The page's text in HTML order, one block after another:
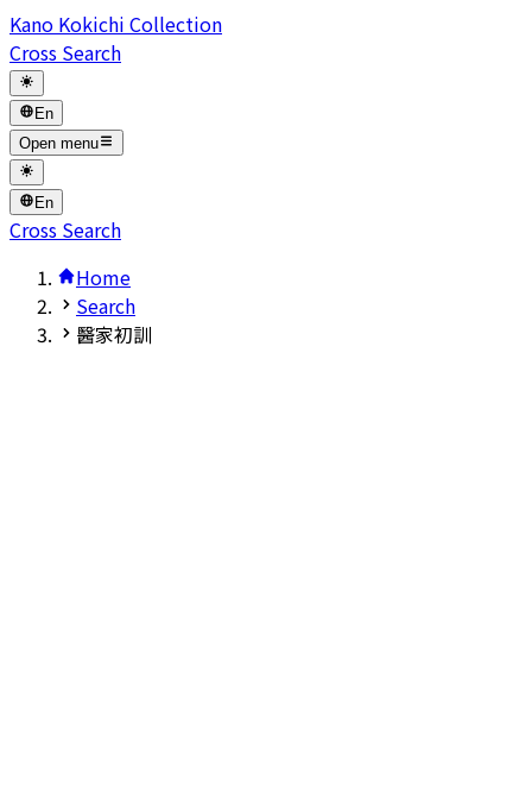
Kano Kokichi Collection
Cross Search
En
Open menu
En
Cross Search
Home
Search
醫家初訓